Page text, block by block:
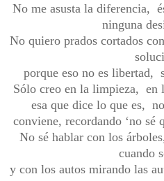
No me asusta la diferencia,
ninguna
No quiero prados cortados
porque eso no es libertad,
Sólo creo en la limpieza, en
esa que dice lo que es,
conviene, recordando ‘no sé
No sé hablar con los
cuando
y con los autos mirando las